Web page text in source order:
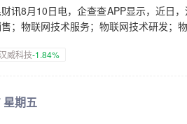
讯8月10日电，企查查APP显示，近日
；物联网技术服务；物联网技术研发；
威科技-1.84%
星期五